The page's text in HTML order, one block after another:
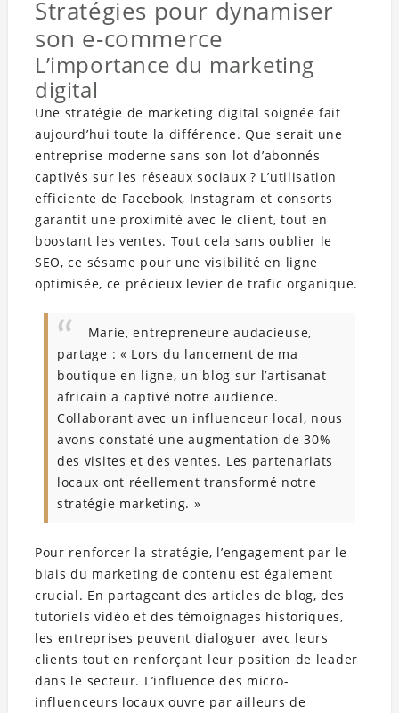
Stratégies pour dynamiser
son e-commerce
L’importance du marketing
digital
Une stratégie de marketing digital soignée fait
aujourd’hui toute la différence. Que serait une
entreprise moderne sans son lot d’abonnés
captivés sur les réseaux sociaux ? L’utilisation
efficiente de Facebook, Instagram et consorts
garantit une proximité avec le client, tout en
boostant les ventes. Tout cela sans oublier le
SEO, ce sésame pour une visibilité en ligne
optimisée, ce précieux levier de trafic organique.
Marie, entrepreneure audacieuse,
partage : « Lors du lancement de ma
boutique en ligne, un blog sur l’artisanat
africain a captivé notre audience.
Collaborant avec un influenceur local, nous
avons constaté une augmentation de 30%
des visites et des ventes. Les partenariats
locaux ont réellement transformé notre
stratégie marketing. »
Pour renforcer la stratégie, l’engagement par le
biais du marketing de contenu est également
crucial. En partageant des articles de blog, des
tutoriels vidéo et des témoignages historiques,
les entreprises peuvent dialoguer avec leurs
clients tout en renforçant leur position de leader
dans le secteur. L’influence des micro-
influenceurs locaux ouvre par ailleurs de